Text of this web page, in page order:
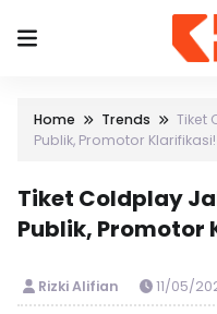
Home Trends
Tiket
Publik, Promotor Klarifikasi!
Tiket Coldplay
Publik, Promotor
Rizki Alifian 11/05/